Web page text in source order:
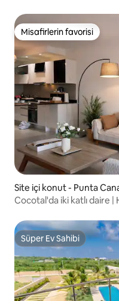
Misafirlerin favorisi
Misafirlerin favorisi
Site içi konut - Punta
Cocotal'da iki katlı daire |
Süper Ev Sahibi
Süper Ev Sahibi